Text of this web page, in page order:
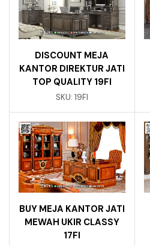
DISCOUNT MEJA
KANTOR DIREKTUR JATI
TOP QUALITY 19FI
SKU: 19FI
BUY MEJA KANTOR JATI
MEWAH UKIR CLASSY
17FI